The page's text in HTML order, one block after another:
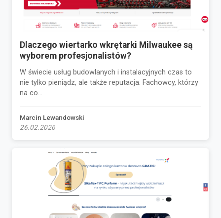
Dlaczego wiertarko wkrętarki Milwaukee są
wyborem profesjonalistów?
W świecie usług budowlanych i instalacyjnych czas to
nie tylko pieniądz, ale także reputacja. Fachowcy, którzy
na co...
Marcin Lewandowski
26.02.2026